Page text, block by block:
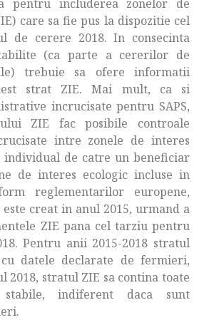
pentru includerea zonelor de
care sa fie pus la dispozitie cel
de cerere 2018. In consecinta
(ca parte a cererilor de
trebuie sa ofere informatii
strat ZIE. Mai mult, ca si
incrucisate pentru SAPS,
ZIE fac posibile controale
intre zonele de interes
individual de catre un beneficiar
de interes ecologic incluse in
reglementarilor europene,
creat in anul 2015, urmand a
ZIE pana cel tarziu pentru
Pentru anii 2015-2018 stratul
datele declarate de fermieri,
2018, stratul ZIE sa contina toate
stabile, indiferent daca sunt